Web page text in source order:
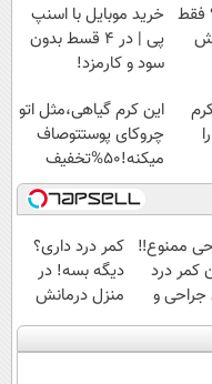
فقط خرید موبایل با اسنپ
پی | در ۴ قسط بدون
سود و کارمزد!
این کرم گیاهی،مثل اتو
چروکای پوستتوصاف
میکنه!50%تخفیف
ممنوع‼️
کمر درد
جراحی و
کمر درد داری؟
دیگه بسه! در
منزل درمانش
کن